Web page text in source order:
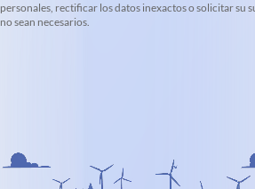
personales, rectificar los datos inexactos o solicitar su
no sean necesarios.